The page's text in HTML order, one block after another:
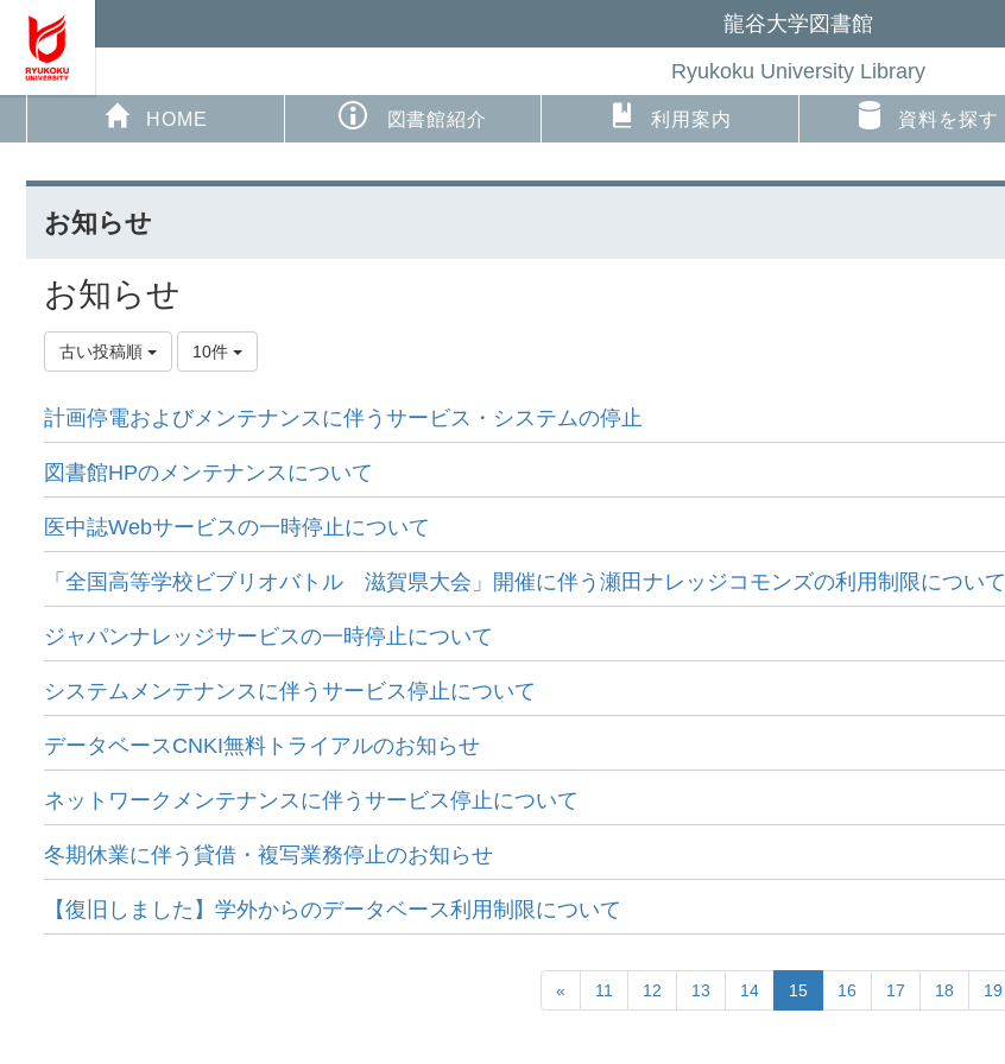
龍谷大学図書館
Ryukoku University Library
HOME 図書館紹介 利用案内 資料を探す
お知らせ
お知らせ
古い投稿順 10件
計画停電およびメンテナンスに伴うサービス・システムの停止
図書館HPのメンテナンスについて
医中誌Webサービスの一時停止について
「全国高等学校ビブリオバトル 滋賀県大会」開催に伴う瀬田ナレッジコモンズの利用制限について
ジャパンナレッジサービスの一時停止について
システムメンテナンスに伴うサービス停止について
データベースCNKI無料トライアルのお知らせ
ネットワークメンテナンスに伴うサービス停止について
冬期休業に伴う貸借・複写業務停止のお知らせ
【復旧しました】学外からのデータベース利用制限について
« 11 12 13 14 15 16 17 18 19